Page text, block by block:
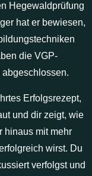
Hegewaldprüfung
hat er bewiesen,
die VGP-
Erfolgsrezept,
und dir zeigt, wie
hinaus mit mehr
wirst. Du
verfolgst und